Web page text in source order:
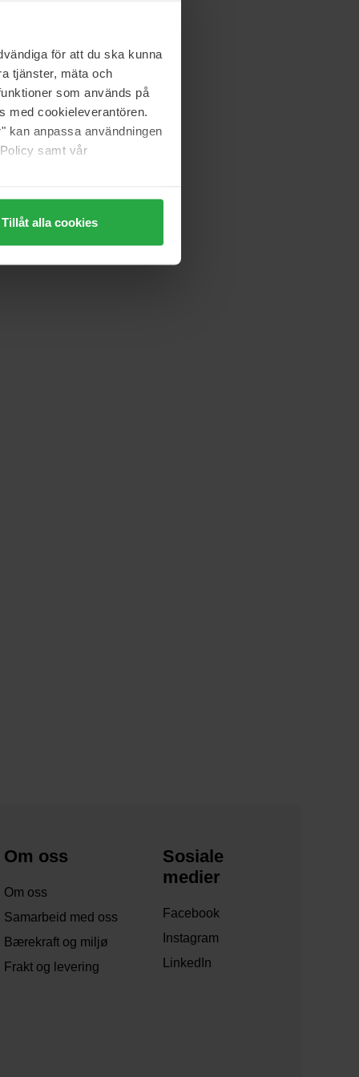
för att du ska kunna
tjänster, mäta och
som används på
med cookieleverantören.
kan anpassa användningen
samt vår
Tillåt alla cookies
Om oss
Om oss
Samarbeid med oss
Bærekraft og miljø
Frakt og levering
Sosiale
medier
Facebook
Instagram
LinkedIn